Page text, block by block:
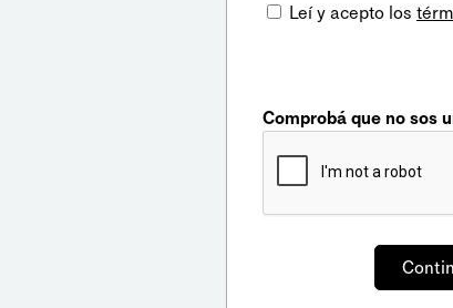
Leí y acepto los
Comprobá que no sos